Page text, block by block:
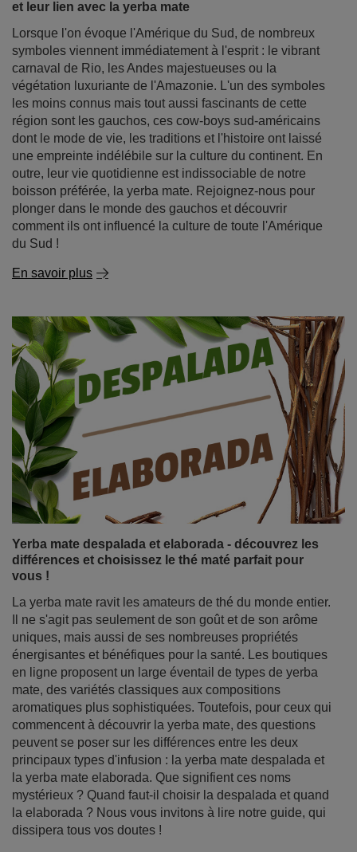
et leur lien avec la yerba mate
Lorsque l'on évoque l'Amérique du Sud, de nombreux
symboles viennent immédiatement à l'esprit : le vibrant
carnaval de Rio, les Andes majestueuses ou la
végétation luxuriante de l'Amazonie. L'un des symboles
les moins connus mais tout aussi fascinants de cette
région sont les gauchos, ces cow-boys sud-américains
dont le mode de vie, les traditions et l'histoire ont laissé
une empreinte indélébile sur la culture du continent. En
outre, leur vie quotidienne est indissociable de notre
boisson préférée, la yerba mate. Rejoignez-nous pour
plonger dans le monde des gauchos et découvrir
comment ils ont influencé la culture de toute l'Amérique
du Sud !
En savoir plus
Yerba mate despalada et elaborada - découvrez les
différences et choisissez le thé maté parfait pour
vous !
La yerba mate ravit les amateurs de thé du monde entier.
Il ne s'agit pas seulement de son goût et de son arôme
uniques, mais aussi de ses nombreuses propriétés
énergisantes et bénéfiques pour la santé. Les boutiques
en ligne proposent un large éventail de types de yerba
mate, des variétés classiques aux compositions
aromatiques plus sophistiquées. Toutefois, pour ceux qui
commencent à découvrir la yerba mate, des questions
peuvent se poser sur les différences entre les deux
principaux types d'infusion : la yerba mate despalada et
la yerba mate elaborada. Que signifient ces noms
mystérieux ? Quand faut-il choisir la despalada et quand
la elaborada ? Nous vous invitons à lire notre guide, qui
dissipera tous vos doutes !